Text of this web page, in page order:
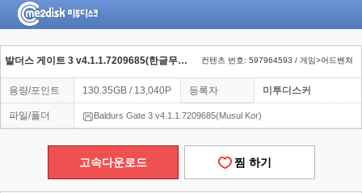
발더스 게이트 3 v4.1.1.7209685(한글무설치) 컨텐츠 번호: 597964593 / 게임>어드벤쳐
용량/포인트 130.35GB / 13,040P 등록자 미투디스커
파일/폴더 Baldurs Gate 3 v4.1.1.7209685(Musul Kor)
고속다운로드 찜 하기